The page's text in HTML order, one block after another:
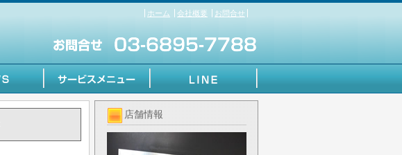
ホーム 会社概要 お問合せ
店舗情報